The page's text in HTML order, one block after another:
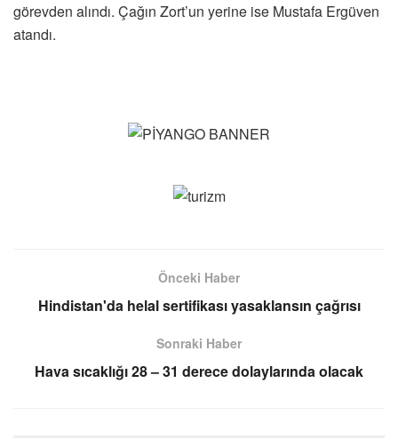
görevden alındı. Çağın Zort’un yerine ise Mustafa Ergüven
atandı.
Önceki Haber
Hindistan'da helal sertifikası yasaklansın çağrısı
Sonraki Haber
Hava sıcaklığı 28 – 31 derece dolaylarında olacak